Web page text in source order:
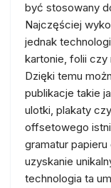
być stosowany
Najczęściej
jednak
kartonie, folii czy
Dzięki temu
publikacje takie
ulotki, plakaty
offsetowego
gramatur
uzyskanie
technologia ta